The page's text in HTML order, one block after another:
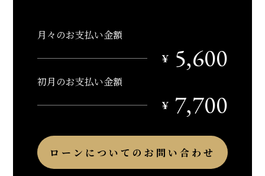
月々のお支払い金額
￥ 5,600
初月のお支払い金額
￥ 7,700
ローンについてのお問い合わせ